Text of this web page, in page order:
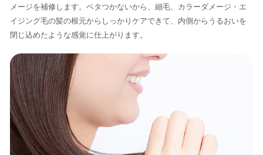
メージを補修します。ベタつかないから、細毛、カラーダメージ・エ
イジング毛の髪の根元からしっかりケアできて、内側からうるおいを
閉じ込めたような感覚に仕上がります。